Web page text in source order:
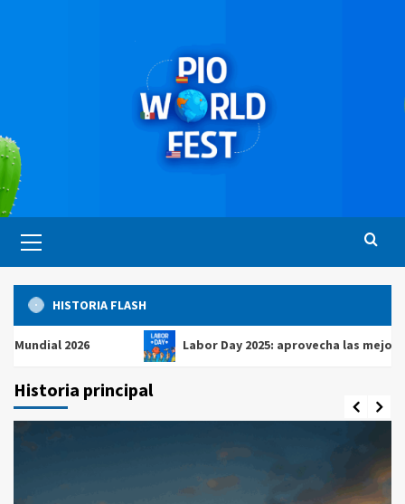
principal
HISTORIA FLASH
2026 Labor Day 2025: aprovecha las mejores
Historia principal